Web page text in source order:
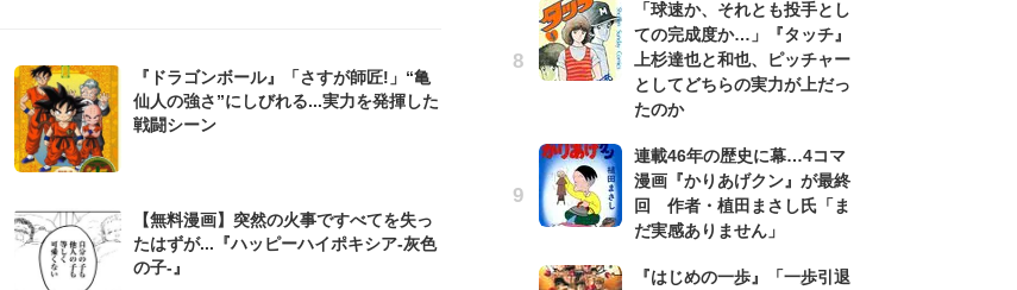
『ドラゴンボール』「さすが師匠!」“亀
仙人の強さ”にしびれる...実力を発揮した
戦闘シーン
【無料漫画】突然の火事ですべてを失っ
たはずが...『ハッピーハイポキシア-灰色
の子-』
「球速か、それとも投手とし
ての完成度か…」『タッチ』
上杉達也と和也、ピッチャー
としてどちらの実力が上だっ
たのか
連載46年の歴史に幕…4コマ
漫画『かりあげクン』が最終
回 作者・植田まさし氏「ま
だ実感ありません」
『はじめの一歩』「一歩引退